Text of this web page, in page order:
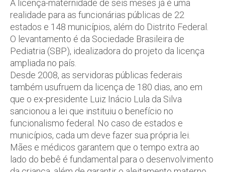
A licença-maternidade de seis meses já é uma
realidade para as funcionárias públicas de 22
estados e 148 municípios, além do Distrito Federal.
O levantamento é da Sociedade Brasileira de
Pediatria (SBP), idealizadora do projeto da licença
ampliada no país.
Desde 2008, as servidoras públicas federais
também usufruem da licença de 180 dias, ano em
que o ex-presidente Luiz Inácio Lula da Silva
sancionou a lei que instituiu o benefício no
funcionalismo federal. No caso de estados e
municípios, cada um deve fazer sua própria lei.
Mães e médicos garantem que o tempo extra ao
lado do bebê é fundamental para o desenvolvimento